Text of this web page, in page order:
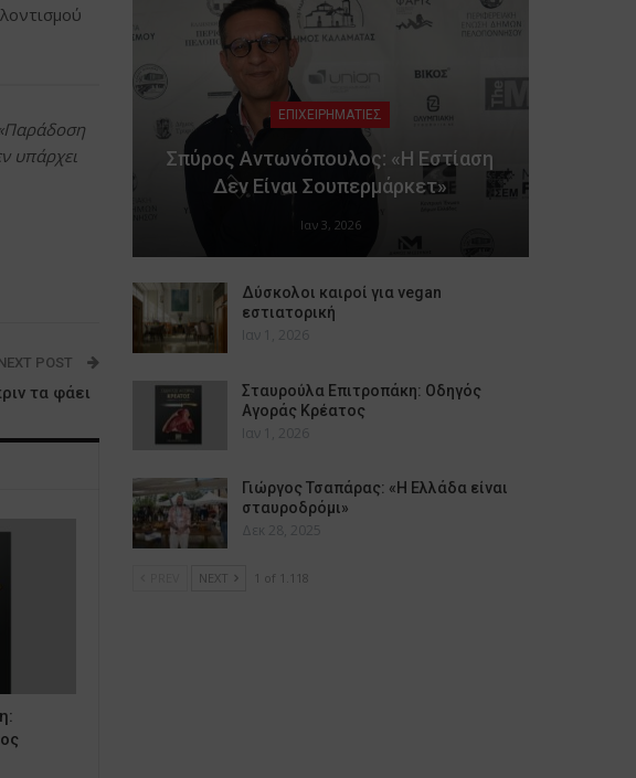
υπάρχει
POST
τα φάει
ΕΠΙΧΕΙΡΗΜΑΤΙΕΣ
Σπύρος Αντωνόπουλος: «Η Εστίαση
Δεν Είναι Σουπερμάρκετ»
Ιαν 3, 2026
Δύσκολοι καιροί για vegan
εστιατορική
Ιαν 1, 2026
Σταυρούλα Επιτροπάκη: Οδηγός
Αγοράς Κρέατος
Ιαν 1, 2026
Γιώργος Τσαπάρας: «Η Ελλάδα είναι
σταυροδρόμι»
Δεκ 28, 2025
NEXT 1 of 1.118